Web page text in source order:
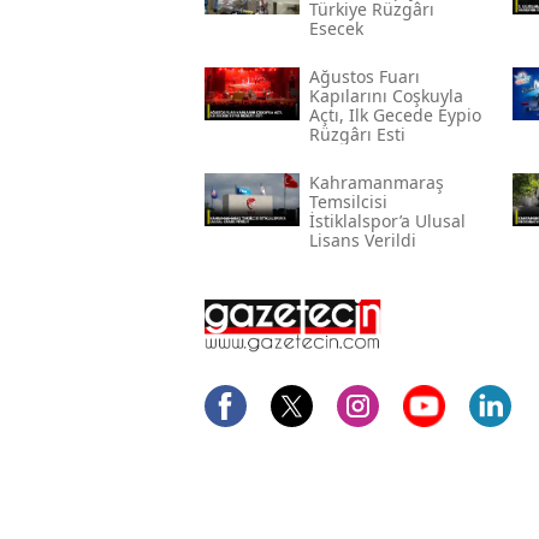
Türkiye Rüzgârı
Esecek
Ağustos Fuarı
Kapılarını Coşkuyla
Açtı, Ilk Gecede Eypio
Rüzgârı Esti
Kahramanmaraş
Temsilcisi
İstiklalspor’a Ulusal
Lisans Verildi